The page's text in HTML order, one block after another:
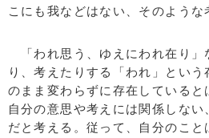
こにも我などはない、そのような
「われ思う、ゆえにわれ在り」
り、考えたりする「われ」とい
のまま変わらずに存在している
自分の意思や考えには関係しな
だと考える。従って、自分のこ